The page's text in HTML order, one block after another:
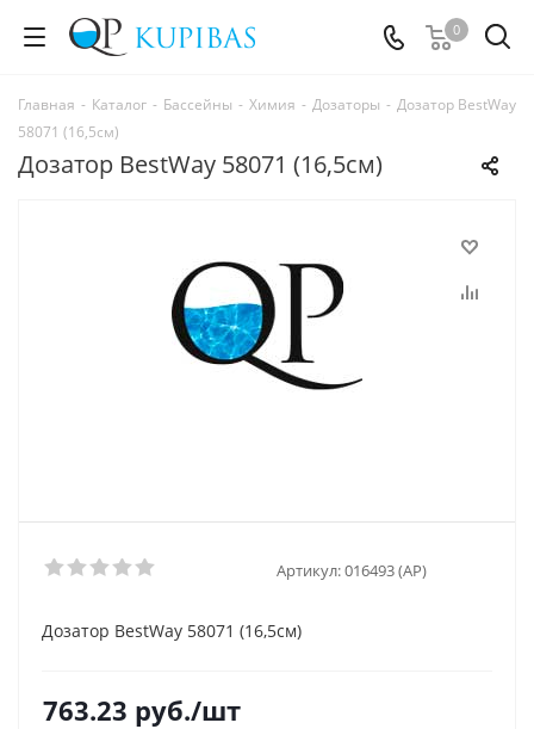
0
Главная - Каталог - Бассейны - Химия - Дозаторы - Дозатор BestWay
58071 (16,5см)
Дозатор BestWay 58071 (16,5см)
Артикул:016493 (AP)
Дозатор BestWay 58071 (16,5см)
763.23 руб./шт